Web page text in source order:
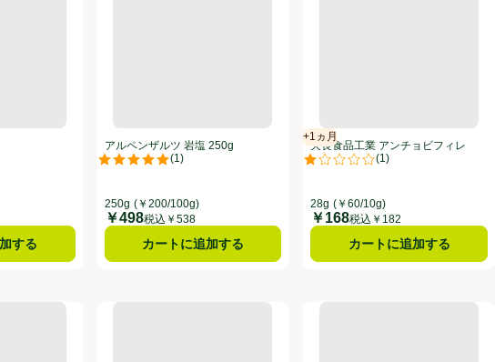
証：2ヵ月
で5点中5.0点。
する
(1)
評価は1件のレビューで5点中5.0点。
アルペンザルツ 岩塩 250g
250g (￥200/100g)
価格
￥498税込￥538
カートに追加する
+1ヵ月
賞味・消費期限保証：1ヵ月
(1)
評価は1件のレビューで5点中1.0
天長食品工業 アンチョビフィレ
28g
28g (￥60/10g)
価格
￥168税込￥182
カートに追加する
ーガニック ガパオソース 200gカラ ココナッツクリーム 200ml CJ 牛肉ダシダ スティックタ